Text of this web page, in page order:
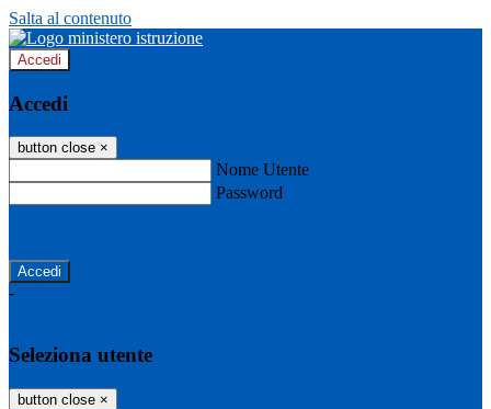
Salta al contenuto
Accedi
Accedi
button close ×
Nome Utente
Password
-
Seleziona utente
button close ×